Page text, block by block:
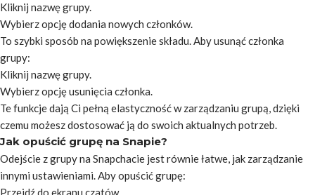
Kliknij nazwę grupy.
Wybierz opcję dodania nowych członków.
To szybki sposób na powiększenie składu. Aby usunąć członka
grupy:
Kliknij nazwę grupy.
Wybierz opcję usunięcia członka.
Te funkcje dają Ci pełną elastyczność w zarządzaniu grupą, dzięki
czemu możesz dostosować ją do swoich aktualnych potrzeb.
Jak opuścić grupę na Snapie?
Odejście z grupy na Snapchacie jest równie łatwe, jak zarządzanie
innymi ustawieniami. Aby opuścić grupę:
Przejdź do ekranu czatów.